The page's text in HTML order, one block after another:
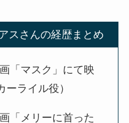
スさんの経歴まとめ
「マスク」にて映
ライル役）
「メリーに首った